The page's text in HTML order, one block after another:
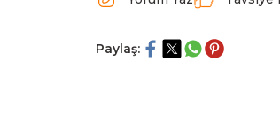
Paylaş: